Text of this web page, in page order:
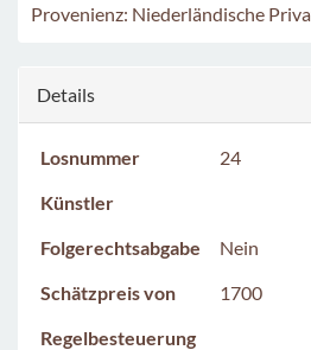
Provenienz: Niederländische
Details
Losnummer
24
Künstler
Folgerechtsabgabe
Nein
Schätzpreis von
1700
Regelbesteuerung